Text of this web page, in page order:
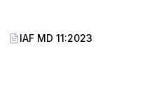
IAF MD 11:2023